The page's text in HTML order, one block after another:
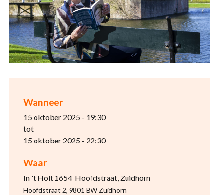
Wanneer
15 oktober 2025 - 19:30
tot
15 oktober 2025 - 22:30
Waar
In 't Holt 1654, Hoofdstraat, Zuidhorn
Hoofdstraat 2, 9801 BW Zuidhorn